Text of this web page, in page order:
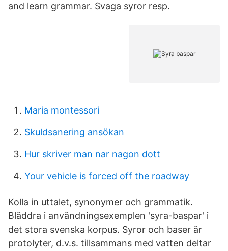
and learn grammar. Svaga syror resp.
Maria montessori
Skuldsanering ansökan
Hur skriver man nar nagon dott
Your vehicle is forced off the roadway
Kolla in uttalet, synonymer och grammatik.
Bläddra i användningsexemplen 'syra-baspar' i
det stora svenska korpus. Syror och baser är
protolyter, d.v.s. tillsammans med vatten deltar